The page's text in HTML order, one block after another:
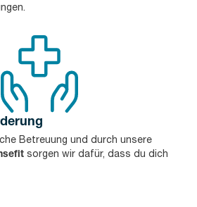
Betreuung und durch unsere
sorgen wir dafür, dass du dich